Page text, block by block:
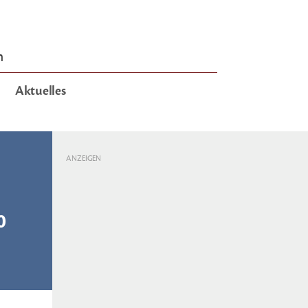
Aktuelles
ANZEIGEN